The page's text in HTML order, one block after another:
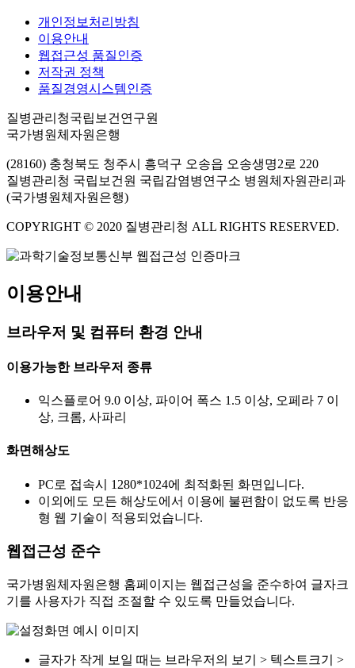
개인정보처리방침
이용안내
웹접근성 품질인증
저작권 정책
품질경영시스템인증
질병관리청국립보건연구원
국가병원체자원은행
(28160) 충청북도 청주시 흥덕구 오송읍 오송생명2로 220
질병관리청 국립보건원 국립감염병연구소 병원체자원관리과
(국가병원체자원은행)
COPYRIGHT © 2020 질병관리청 ALL RIGHTS RESERVED.
이용안내
브라우저 및 컴퓨터 환경 안내
이용가능한 브라우저 종류
익스플로어 9.0 이상, 파이어 폭스 1.5 이상, 오페라 7 이
상, 크롬, 사파리
화면해상도
PC로 접속시 1280*1024에 최적화된 화면입니다.
이외에도 모든 해상도에서 이용에 불편함이 없도록 반응
형 웹 기술이 적용되었습니다.
웹접근성 준수
국가병원체자원은행 홈페이지는 웹접근성을 준수하여 글자크
기를 사용자가 직접 조절할 수 있도록 만들었습니다.
글자가 작게 보일 때는 브라우저의 보기 > 텍스트크기 >